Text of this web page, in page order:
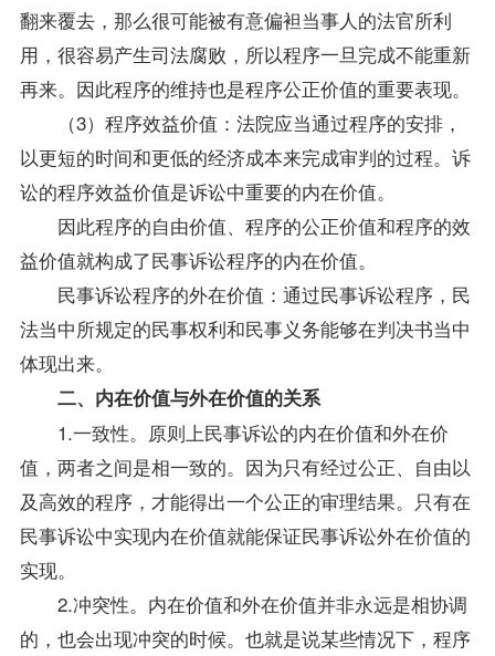
翻来覆去，那么很可能被有意偏袒当事人的法官所利
用，很容易产生司法腐败，所以程序一旦完成不能重新
再来。因此程序的维持也是程序公正价值的重要表现。
（3）程序效益价值：法院应当通过程序的安排，
以更短的时间和更低的经济成本来完成审判的过程。诉
讼的程序效益价值是诉讼中重要的内在价值。
因此程序的自由价值、程序的公正价值和程序的效
益价值就构成了民事诉讼程序的内在价值。
民事诉讼程序的外在价值：通过民事诉讼程序，民
法当中所规定的民事权利和民事义务能够在判决书当中
体现出来。
二、内在价值与外在价值的关系
1.一致性。原则上民事诉讼的内在价值和外在价
值，两者之间是相一致的。因为只有经过公正、自由以
及高效的程序，才能得出一个公正的审理结果。只有在
民事诉讼中实现内在价值就能保证民事诉讼外在价值的
实现。
2.冲突性。内在价值和外在价值并非永远是相协调
的，也会出现冲突的时候。也就是说某些情况下，程序